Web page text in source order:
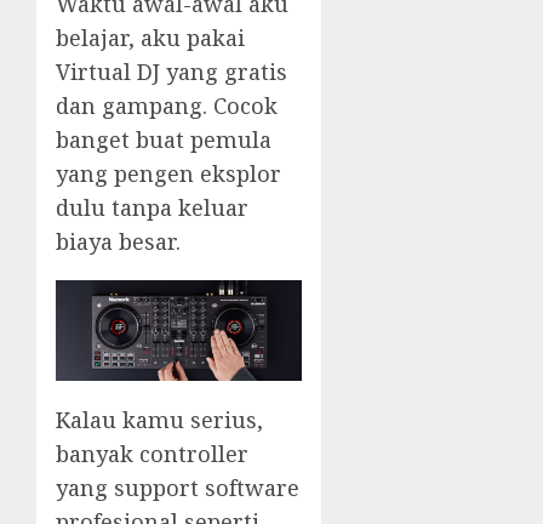
belajar, aku pakai
Virtual DJ yang gratis
dan gampang. Cocok
banget buat pemula
yang pengen eksplor
dulu tanpa keluar
biaya besar.
Kalau kamu serius,
banyak controller
yang support software